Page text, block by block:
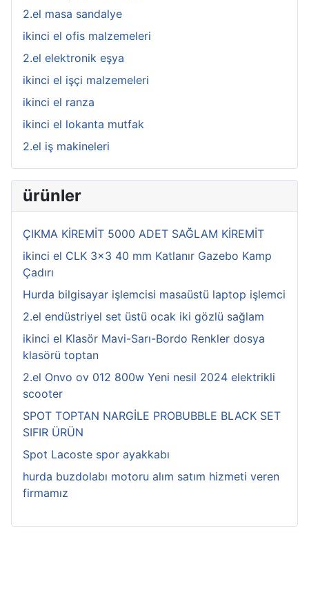
2.el masa sandalye
ikinci el ofis malzemeleri
2.el elektronik eşya
ikinci el işçi malzemeleri
ikinci el ranza
ikinci el lokanta mutfak
2.el iş makineleri
ürünler
ÇIKMA KİREMİT 5000 ADET SAĞLAM KİREMİT
ikinci el CLK 3x3 40 mm Katlanır Gazebo Kamp
Çadırı
Hurda bilgisayar işlemcisi masaüstü laptop işlemci
2.el endüstriyel set üstü ocak iki gözlü sağlam
ikinci el Klasör Mavi-Sarı-Bordo Renkler dosya
klasörü toptan
2.el Onvo ov 012 800w Yeni nesil 2024 elektrikli
scooter
SPOT TOPTAN NARGİLE PROBUBBLE BLACK SET
SIFIR ÜRÜN
Spot Lacoste spor ayakkabı
hurda buzdolabı motoru alım satım hizmeti veren
firmamız